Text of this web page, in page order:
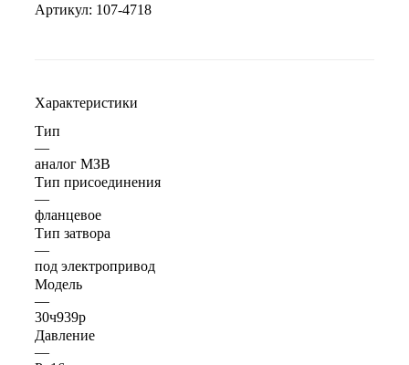
Артикул: 107-4718
Характеристики
Тип
—
аналог МЗВ
Тип присоединения
—
фланцевое
Тип затвора
—
под электропривод
Модель
—
30ч939р
Давление
—